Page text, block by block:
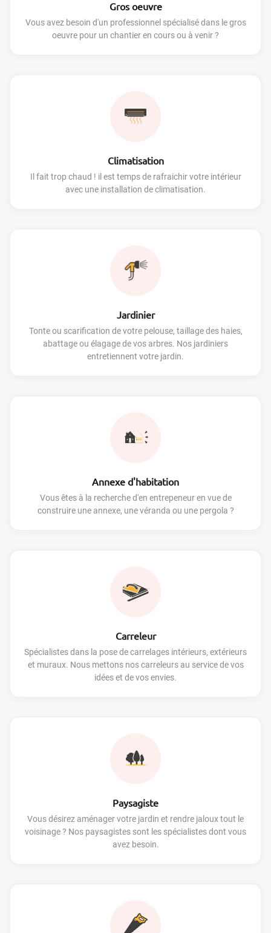
Gros oeuvre
Vous avez besoin d'un professionnel spécialisé dans le gros
oeuvre pour un chantier en cours ou à venir ?
Climatisation
Il fait trop chaud ! il est temps de rafraichir votre intérieur
avec une installation de climatisation.
Jardinier
Tonte ou scarification de votre pelouse, taillage des haies,
abattage ou élagage de vos arbres. Nos jardiniers
entretiennent votre jardin.
Annexe d'habitation
Vous êtes à la recherche d'en entrepeneur en vue de
construire une annexe, une véranda ou une pergola ?
Carreleur
Spécialistes dans la pose de carrelages intérieurs, extérieurs
et muraux. Nous mettons nos carreleurs au service de vos
idées et de vos envies.
Paysagiste
Vous désirez aménager votre jardin et rendre jaloux tout le
voisinage ? Nos paysagistes sont les spécialistes dont vous
avez besoin.